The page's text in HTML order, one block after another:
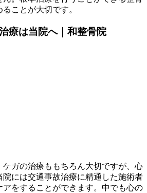
ことが大切です。
療は当院へ｜和整骨院
ガの治療ももちろん大切ですが、心
には交通事故治療に精通した施術者
アをすることができます。中でも心の